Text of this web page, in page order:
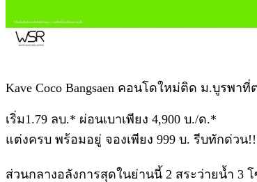
Kave Coco Bangsaen คอนโดใหม่ติด ม.บูร
เริ่ม1.79 ลบ.* ผ่อนเบาเพียง 4,900 บ./ด.*
แต่งครบ พร้อมอยู่ จองเพียง 999 บ. รีบทักด่วน
ส่วนกลางอลังการสุดในย่านนี้ 2 สระว่ายน้ำ 3